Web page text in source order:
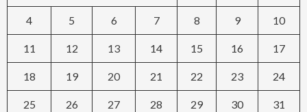
4 5 6 7 8 9 10
11 12 13 14 15 16 17
18 19 20 21 22 23 24
25 26 27 28 29 30 31